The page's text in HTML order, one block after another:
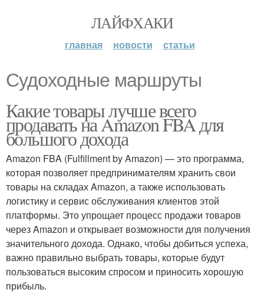
ЛАЙФХАКИ
главная новости статьи
Судоходные маршруты
Какие товары лучше всего
продавать на Amazon FBA для
большого дохода
Amazon FBA (Fulfillment by Amazon) — это программа,
которая позволяет предпринимателям хранить свои
товары на складах Amazon, а также использовать
логистику и сервис обслуживания клиентов этой
платформы. Это упрощает процесс продажи товаров
через Amazon и открывает возможности для получения
значительного дохода. Однако, чтобы добиться успеха,
важно правильно выбрать товары, которые будут
пользоваться высоким спросом и приносить хорошую
прибыль.